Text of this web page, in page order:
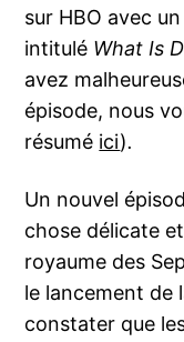
sur HBO avec
intitulé What Is
avez
épisode, nous
résumé ici).
Un nouvel
chose délicate
royaume des
le lancement de
constater que